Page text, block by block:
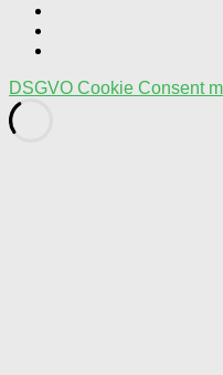
DSGVO Cookie Consent